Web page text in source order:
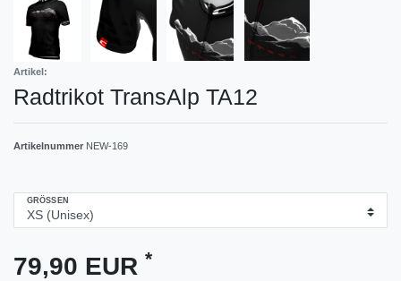
Artikel:
Radtrikot TransAlp TA12
Artikelnummer NEW-169
GRÖSSEN
79,90 EUR *